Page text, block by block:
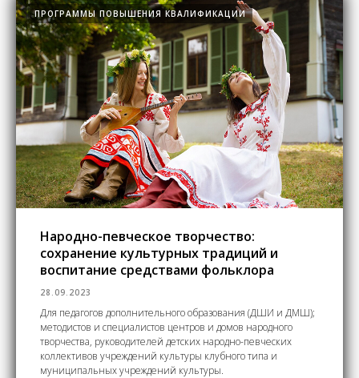
ПРОГРАММЫ ПОВЫШЕНИЯ КВАЛИФИКАЦИИ
Народно-певческое творчество:
сохранение культурных традиций и
воспитание средствами фольклора
28.09.2023
Для педагогов дополнительного образования (ДШИ и ДМШ);
методистов и специалистов центров и домов народного
творчества, руководителей детских народно-певческих
коллективов учреждений культуры клубного типа и
муниципальных учреждений культуры.